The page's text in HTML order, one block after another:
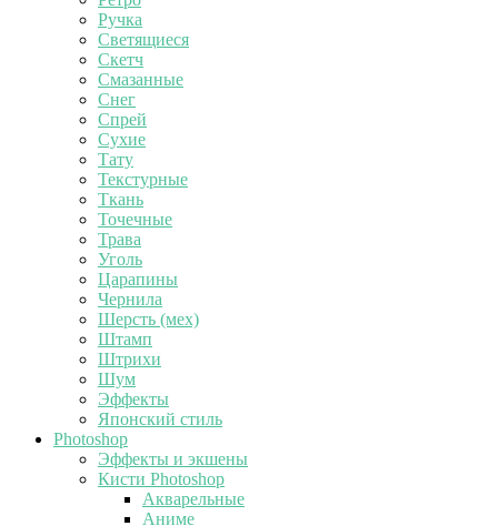
Ручка
Светящиеся
Скетч
Смазанные
Снег
Спрей
Сухие
Тату
Текстурные
Ткань
Точечные
Трава
Уголь
Царапины
Чернила
Шерсть (мех)
Штамп
Штрихи
Шум
Эффекты
Японский стиль
Photoshop
Эффекты и экшены
Кисти Photoshop
Акварельные
Аниме